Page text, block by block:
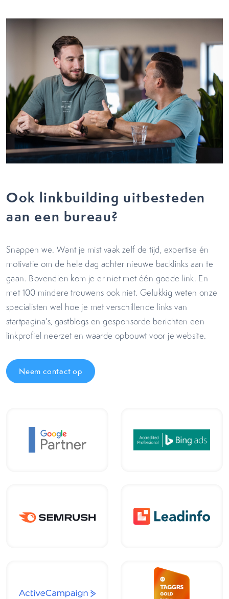
Ook linkbuilding uitbesteden
aan een bureau?
Snappen we. Want je mist vaak zelf de tijd, expertise én
motivatie om de hele dag achter nieuwe backlinks aan te
gaan. Bovendien kom je er niet met één goede link. En
met 100 mindere trouwens ook niet. Gelukkig weten onze
specialisten wel hoe je met verschillende links van
startpagina’s, gastblogs en gesponsorde berichten een
linkprofiel neerzet en waarde opbouwt voor je website.
Neem contact op